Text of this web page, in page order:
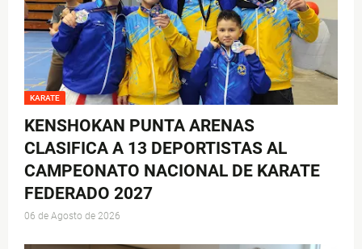
KARATE
KENSHOKAN PUNTA ARENAS
CLASIFICA A 13 DEPORTISTAS AL
CAMPEONATO NACIONAL DE KARATE
FEDERADO 2027
06 de Agosto de 2026